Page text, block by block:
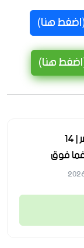
هنا)
هنا)
شركة نيوم للهيدروجين الأخضر | 14
فوق